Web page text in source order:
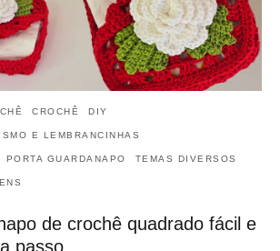
CROCHÊ DIY
E LEMBRANCINHAS
PORTA GUARDANAPO TEMAS DIVERSOS
de crochê quadrado fácil e
passo